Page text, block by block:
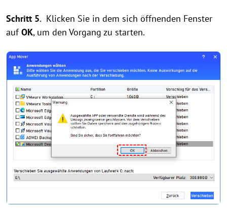
Schritt 5. Klicken Sie in dem sich öffnenden Fenster
aufOK, um den Vorgang zu starten.